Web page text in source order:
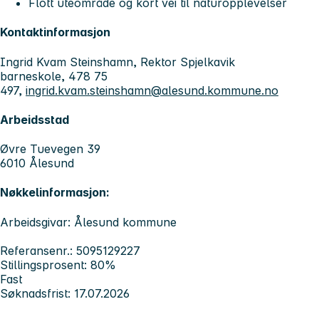
Flott uteområde og kort vei til naturopplevelser
Kontaktinformasjon
Ingrid Kvam Steinshamn, Rektor Spjelkavik
barneskole, 478 75
497, ingrid.kvam.steinshamn@alesund.kommune.no
Arbeidsstad
Øvre Tuevegen 39
6010 Ålesund
Nøkkelinformasjon:
Arbeidsgivar: Ålesund kommune
Referansenr.: 5095129227
Stillingsprosent: 80%
Fast
Søknadsfrist: 17.07.2026